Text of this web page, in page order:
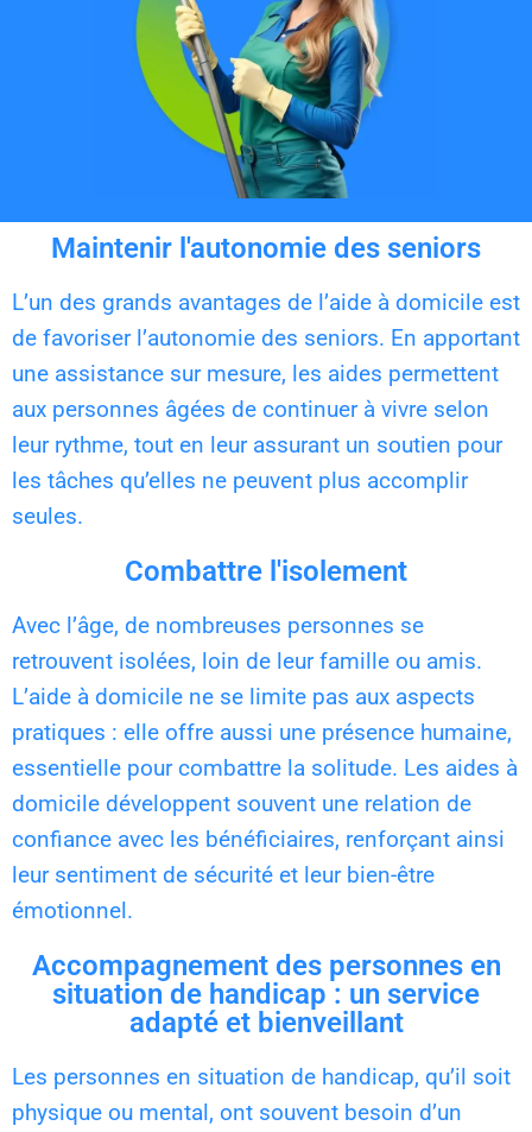
Maintenir l'autonomie des seniors
L’un des grands avantages de l’aide à domicile est
de favoriser l’autonomie des seniors. En apportant
une assistance sur mesure, les aides permettent
aux personnes âgées de continuer à vivre selon
leur rythme, tout en leur assurant un soutien pour
les tâches qu’elles ne peuvent plus accomplir
seules.
Combattre l'isolement
Avec l’âge, de nombreuses personnes se
retrouvent isolées, loin de leur famille ou amis.
L’aide à domicile ne se limite pas aux aspects
pratiques : elle offre aussi une présence humaine,
essentielle pour combattre la solitude. Les aides à
domicile développent souvent une relation de
confiance avec les bénéficiaires, renforçant ainsi
leur sentiment de sécurité et leur bien-être
émotionnel.
Accompagnement des personnes en
situation de handicap : un service
adapté et bienveillant
Les personnes en situation de handicap, qu’il soit
physique ou mental, ont souvent besoin d’un